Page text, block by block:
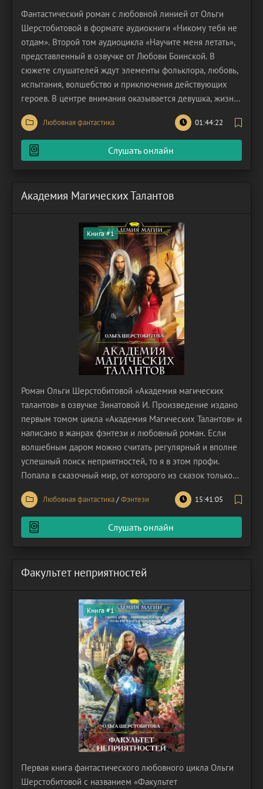
Фантастический роман с любовной линией от Ольги
Шерстобитовой в формате аудиокниги «Никому тебя не
отдам». Второй том аудиоцикла «Научите меня летать»,
представленный в озвучке от Любови Боинской. В
сюжете слушателей ждут элементы фольклора, любовь,
испытания, волшебство и приключения действующих
героев. В центре внимания оказывается девушка, жизнь
которой только-только наладилась. Она наконец обрела
заветное счастье. Теперь рядом с ней Эжен – любимый
человек, рядом с которым каждый новый день
Любовная фантастика 01:44:22
Слушать онлайн
Академия Магических Талантов
Книга #1
Роман Ольги Шерстобитовой «Академия магических
талантов» в озвучке Зинатовой И. Произведение издано
первым томом цикла «Академия Магических Талантов» и
написано в жанрах фэнтези и любовный роман. Если
волшебным даром можно считать регулярный и вполне
успешный поиск неприятностей, то я в этом профи.
Попала в сказочный мир, от которого из сказок только
самое плохое, оказалась в ледяной пустоши на
распутье. Единственное, что могло меня куда-нибудь
направить – это Академия Магических Талантов. Но и
Любовная фантастика/Фэнтези 15:41:05
Слушать онлайн
Факультет неприятностей
Книга #1
Первая книга фантастического любовного цикла Ольги
Шерстобитовой с названием «Факультет